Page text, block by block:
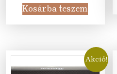
was:
122
089 Ft.
990 Ft.
Kosárba teszem
Akció!